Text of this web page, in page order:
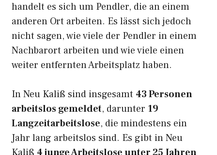
handelt es sich um Pendler, die an einem
anderen Ort arbeiten. Es lässt sich jedoch
nicht sagen, wie viele der Pendler in einem
Nachbarort arbeiten und wie viele einen
weiter entfernten Arbeitsplatz haben.
In Neu Kaliß sind insgesamt 43 Personen
arbeitslos gemeldet, darunter 19
Langzeitarbeitslose, die mindestens ein
Jahr lang arbeitslos sind. Es gibt in Neu